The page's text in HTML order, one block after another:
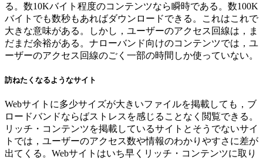
る。数10Kバイト程度のコンテンツなら瞬時である。数100K
バイトでも数秒もあればダウンロードできる。これはこれで
大きな意味がある。しかし，ユーザーのアクセス回線は，ま
だまだ余裕がある。ナローバンド向けのコンテンツでは，ユ
ーザーのアクセス回線のごく一部の時間しか使っていない。
訪ねたくなるようなサイト
Webサイトに多少サイズが大きいファイルを掲載しても，ブ
ロードバンドならばストレスを感じることなく閲覧できる。
リッチ・コンテンツを掲載しているサイトとそうでないサイ
トでは，ユーザーのアクセス数や情報のわかりやすさに差が
出てくる。Webサイトはいち早くリッチ・コンテンツに取り